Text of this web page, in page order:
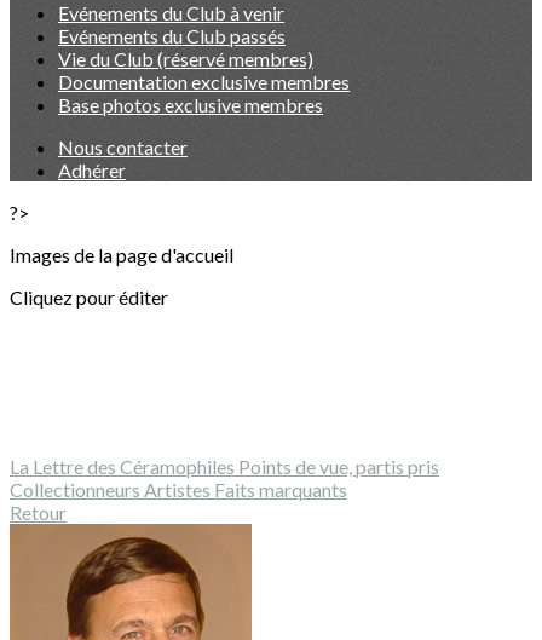
Evénements du Club à venir
Evénements du Club passés
Vie du Club (réservé membres)
Documentation exclusive membres
Base photos exclusive membres
Nous contacter
Adhérer
?>
Images de la page d'accueil
Cliquez pour éditer
La Lettre des Céramophiles Points de vue, partis pris
Collectionneurs Artistes Faits marquants
Retour